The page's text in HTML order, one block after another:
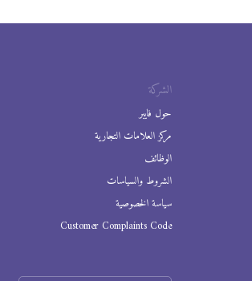
الشركة
حول فايبر
مركز العلامات التجارية
الوظائف
الشروط والسياسات
سياسة الخصوصية
Customer Complaints Code